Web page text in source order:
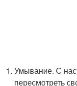
Умывание. С
пересмотреть